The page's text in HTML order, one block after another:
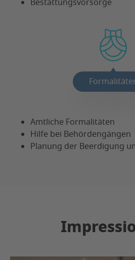
Bestattungsvorsorge
Amtliche Formalitäten
Hilfe bei Behördengängen
Planung der Beerdigung